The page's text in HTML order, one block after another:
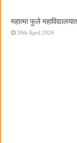
महात्मा फुले
30th April 2026